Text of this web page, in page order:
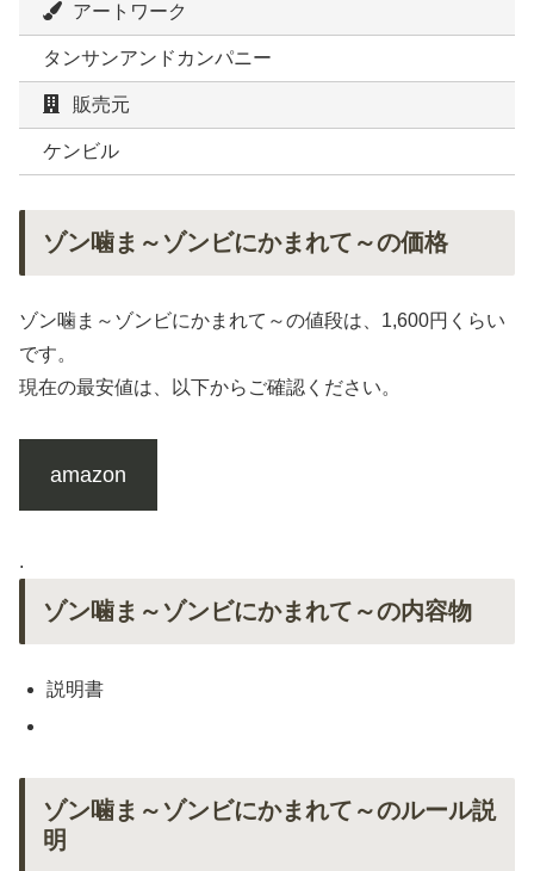
アートワーク
タンサンアンドカンパニー
販売元
ケンビル
ゾン噛ま～ゾンビにかまれて～の価格
ゾン噛ま～ゾンビにかまれて～の値段は、1,600円くらい
です。
現在の最安値は、以下からご確認ください。
amazon
.
ゾン噛ま～ゾンビにかまれて～の内容物
説明書
ゾン噛ま～ゾンビにかまれて～のルール説
明